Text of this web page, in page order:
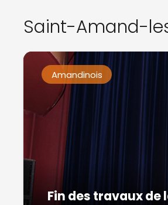
Saint-Amand-
Amandinois
Fin des travaux de